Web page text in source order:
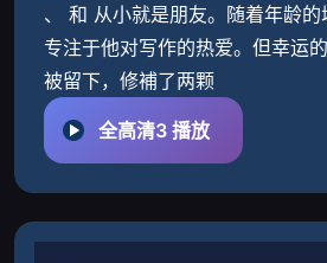
、 和 从小就是朋友。随着年龄的增长， 爱上了 ，
专注于他对写作的热爱。但幸运的是， 和 分
被留下，修補了两颗
全高清3 播放